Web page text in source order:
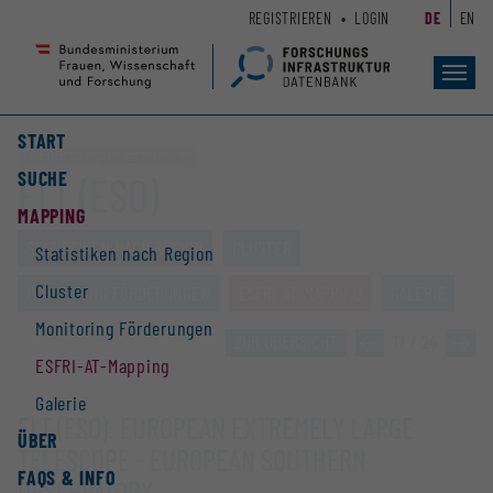
Seiteninhalt
Accesskey
Hauptnavigation
Accesskey
START
SUCHE
MAPPING
Statistiken nach Region
Cluster
Monitoring Förderungen
ESFRI-AT-Mapping
Galerie
ÜBER
FAQS & INFO
REGISTRIEREN LOGIN DE EN
ELT (ESO)
STATISTIKEN NACH REGION
MONITORING FÖRDERUNGEN
ELT (ESO): EUROPEAN EXTREMELY LARGE
TELESCOPE - EUROPEAN SOUTHERN